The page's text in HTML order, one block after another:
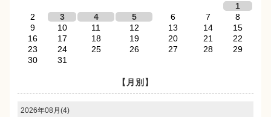
1
2
3 4 5 6 7
8
9
10 11 12 13 14
15
16
17 18 19 20 21
22
23
24 25 26 27 28
29
30
31
【月別】
2026年08月(4)